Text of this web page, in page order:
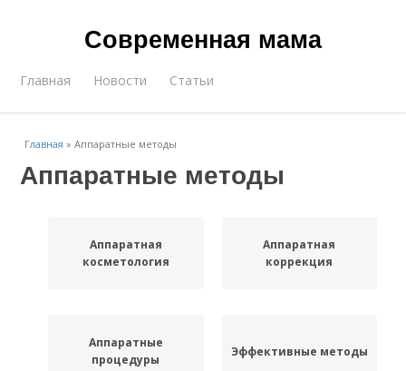
Современная мама
Главная Новости Статьи
Главная »Аппаратные методы
Аппаратные методы
Аппаратная
косметология
Аппаратная
коррекция
Аппаратные
процедуры
Эффективные методы